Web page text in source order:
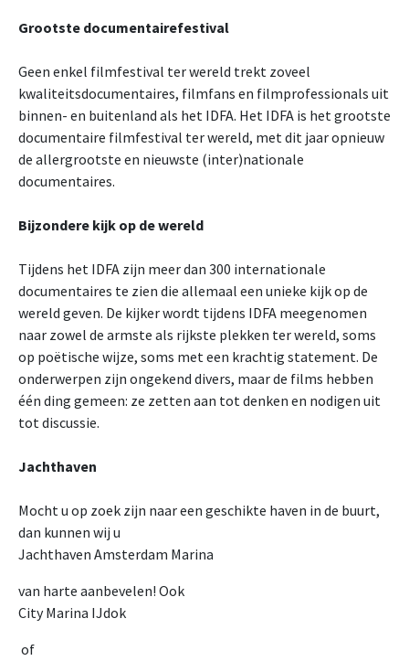
Grootste documentairefestival
Geen enkel filmfestival ter wereld trekt zoveel
kwaliteitsdocumentaires, filmfans en filmprofessionals uit
binnen- en buitenland als het IDFA. Het IDFA is het grootste
documentaire filmfestival ter wereld, met dit jaar opnieuw
de allergrootste en nieuwste (inter)nationale
documentaires.
Bijzondere kijk op de wereld
Tijdens het IDFA zijn meer dan 300 internationale
documentaires te zien die allemaal een unieke kijk op de
wereld geven. De kijker wordt tijdens IDFA meegenomen
naar zowel de armste als rijkste plekken ter wereld, soms
op poëtische wijze, soms met een krachtig statement. De
onderwerpen zijn ongekend divers, maar de films hebben
één ding gemeen: ze zetten aan tot denken en nodigen uit
tot discussie.
Jachthaven
Mocht u op zoek zijn naar een geschikte haven in de buurt,
dan kunnen wij u
Jachthaven Amsterdam Marina
van harte aanbevelen! Ook
City Marina IJdok
of